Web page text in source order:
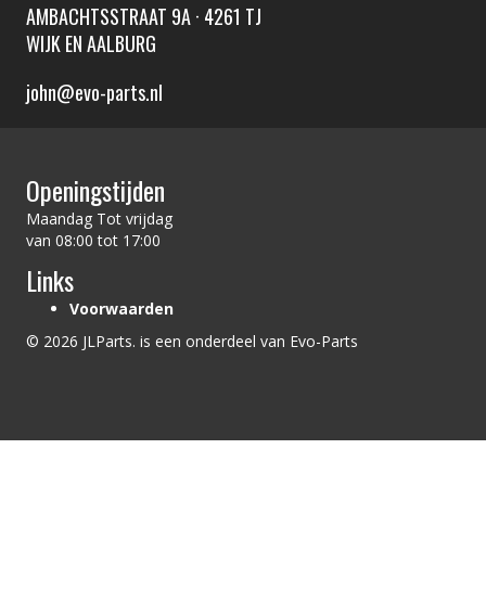
AMBACHTSSTRAAT 9A · 4261 TJ
WIJK EN AALBURG
john@evo-parts.nl
Openingstijden
Maandag Tot vrijdag
van 08:00 tot 17:00
Links
Voorwaarden
© 2026 JLParts. is een onderdeel van Evo-Parts